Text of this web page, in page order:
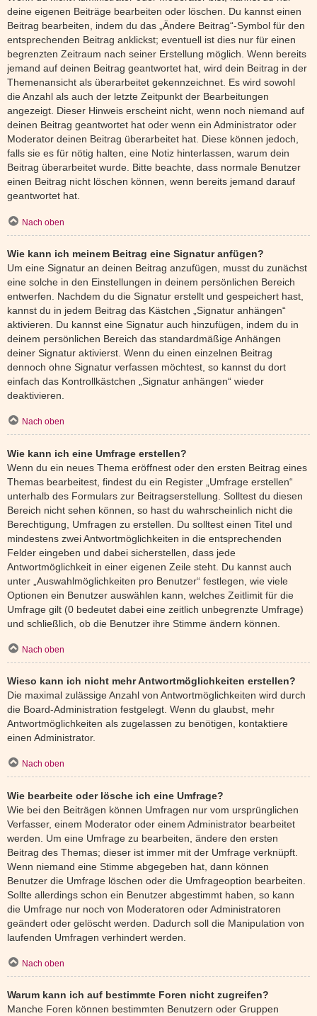
deine eigenen Beiträge bearbeiten oder löschen. Du kannst einen
Beitrag bearbeiten, indem du das „Ändere Beitrag“-Symbol für den
entsprechenden Beitrag anklickst; eventuell ist dies nur für einen
begrenzten Zeitraum nach seiner Erstellung möglich. Wenn bereits
jemand auf deinen Beitrag geantwortet hat, wird dein Beitrag in der
Themenansicht als überarbeitet gekennzeichnet. Es wird sowohl
die Anzahl als auch der letzte Zeitpunkt der Bearbeitungen
angezeigt. Dieser Hinweis erscheint nicht, wenn noch niemand auf
deinen Beitrag geantwortet hat oder wenn ein Administrator oder
Moderator deinen Beitrag überarbeitet hat. Diese können jedoch,
falls sie es für nötig halten, eine Notiz hinterlassen, warum dein
Beitrag überarbeitet wurde. Bitte beachte, dass normale Benutzer
einen Beitrag nicht löschen können, wenn bereits jemand darauf
geantwortet hat.
Nach oben
Wie kann ich meinem Beitrag eine Signatur anfügen?
Um eine Signatur an deinen Beitrag anzufügen, musst du zunächst
eine solche in den Einstellungen in deinem persönlichen Bereich
entwerfen. Nachdem du die Signatur erstellt und gespeichert hast,
kannst du in jedem Beitrag das Kästchen „Signatur anhängen“
aktivieren. Du kannst eine Signatur auch hinzufügen, indem du in
deinem persönlichen Bereich das standardmäßige Anhängen
deiner Signatur aktivierst. Wenn du einen einzelnen Beitrag
dennoch ohne Signatur verfassen möchtest, so kannst du dort
einfach das Kontrollkästchen „Signatur anhängen“ wieder
deaktivieren.
Nach oben
Wie kann ich eine Umfrage erstellen?
Wenn du ein neues Thema eröffnest oder den ersten Beitrag eines
Themas bearbeitest, findest du ein Register „Umfrage erstellen“
unterhalb des Formulars zur Beitragserstellung. Solltest du diesen
Bereich nicht sehen können, so hast du wahrscheinlich nicht die
Berechtigung, Umfragen zu erstellen. Du solltest einen Titel und
mindestens zwei Antwortmöglichkeiten in die entsprechenden
Felder eingeben und dabei sicherstellen, dass jede
Antwortmöglichkeit in einer eigenen Zeile steht. Du kannst auch
unter „Auswahlmöglichkeiten pro Benutzer“ festlegen, wie viele
Optionen ein Benutzer auswählen kann, welches Zeitlimit für die
Umfrage gilt (0 bedeutet dabei eine zeitlich unbegrenzte Umfrage)
und schließlich, ob die Benutzer ihre Stimme ändern können.
Nach oben
Wieso kann ich nicht mehr Antwortmöglichkeiten erstellen?
Die maximal zulässige Anzahl von Antwortmöglichkeiten wird durch
die Board-Administration festgelegt. Wenn du glaubst, mehr
Antwortmöglichkeiten als zugelassen zu benötigen, kontaktiere
einen Administrator.
Nach oben
Wie bearbeite oder lösche ich eine Umfrage?
Wie bei den Beiträgen können Umfragen nur vom ursprünglichen
Verfasser, einem Moderator oder einem Administrator bearbeitet
werden. Um eine Umfrage zu bearbeiten, ändere den ersten
Beitrag des Themas; dieser ist immer mit der Umfrage verknüpft.
Wenn niemand eine Stimme abgegeben hat, dann können
Benutzer die Umfrage löschen oder die Umfrageoption bearbeiten.
Sollte allerdings schon ein Benutzer abgestimmt haben, so kann
die Umfrage nur noch von Moderatoren oder Administratoren
geändert oder gelöscht werden. Dadurch soll die Manipulation von
laufenden Umfragen verhindert werden.
Nach oben
Warum kann ich auf bestimmte Foren nicht zugreifen?
Manche Foren können bestimmten Benutzern oder Gruppen